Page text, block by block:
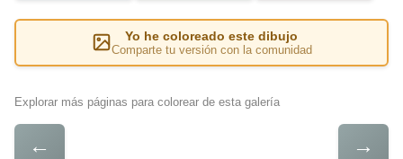
Yo he coloreado este dibujo
Comparte tu versión con la comunidad
Explorar más páginas para colorear de esta galería
← →